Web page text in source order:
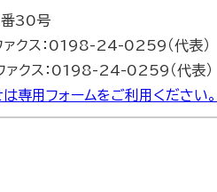
30号
クス：0198-24-0259（代表）
クス：0198-24-0259（代表）
専用フォームをご利用ください。